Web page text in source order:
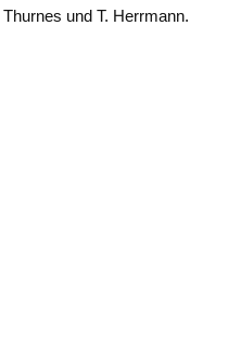
und T. Herrmann.